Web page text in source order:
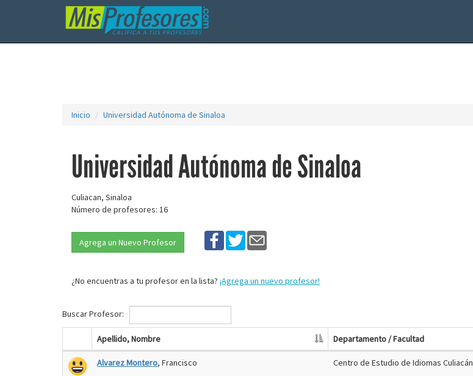
Inicio Universidad Autónoma de Sinaloa
Universidad Autónoma de Sinaloa
Culiacan, Sinaloa
Número de profesores: 16
Agrega un Nuevo Profesor
¿No encuentras a tu profesor en la lista? ¡Agrega un nuevo profesor!
Buscar Profesor:
Apellido, Nombre Departamento / Facultad
Alvarez Montero, Francisco Centro de Estudio de Idiomas Culiacán